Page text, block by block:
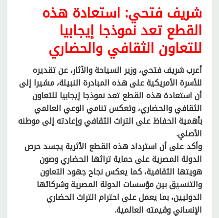
شريف فتحي: استعادة هذه
القطع تعد نموذجا إيجابيا
للتعاون الثقافي والحضاري
أعرب شريف فتحي، وزير السياحة والآثار، عن تقديره
للأسرة الأمريكية على هذه المبادرة النبيلة، مشيرا إلى
أن استعادة هذه القطع تعد نموذجا إيجابيا للتعاون
الثقافي والحضاري، وتعكس تنامي الوعي العالمي
بأهمية الحفاظ على التراث الثقافي وإعادته إلى موطنه
الأصلي.
وأكد على أن استرداد هذه القطع الأثرية يجسد حرص
الدولة المصرية على حماية تراثها الحضاري وصون
هويتها الثقافية، كما يعكس نجاح جهود التعاون
والتنسيق بين مؤسسات الدولة المصرية وشركائها
الدوليين، بما يعمل على احترام التراث الحضاري
الإنساني وقيمته العالمية.